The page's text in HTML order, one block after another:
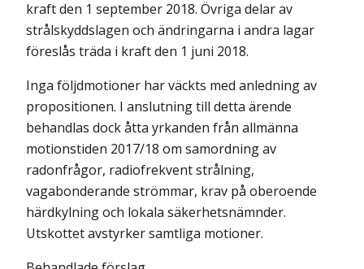
kraft den 1 september 2018. Övriga delar av
strålskyddslagen och ändringarna i andra lagar
föreslås träda i kraft den 1 juni 2018.
Inga följdmotioner har väckts med anledning av
propositionen. I anslutning till detta ärende
behandlas dock åtta yrkanden från allmänna
motionstiden 2017/18 om samordning av
radonfrågor, radiofrekvent strålning,
vagabonderande strömmar, krav på oberoende
härdkylning och lokala säkerhetsnämnder.
Utskottet avstyrker samtliga motioner.